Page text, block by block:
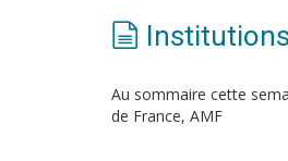
Au sommaire cette
de France, AMF